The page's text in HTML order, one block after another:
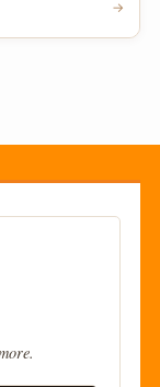
→